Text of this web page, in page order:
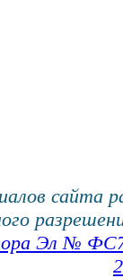
сайта
Эл №